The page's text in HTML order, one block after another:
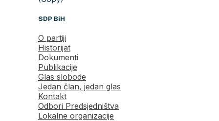
SDP BiH
O partiji
Historijat
Dokumenti
Publikacije
Glas slobode
Jedan član, jedan glas
Kontakt
Odbori Predsjedništva
Lokalne organizacije